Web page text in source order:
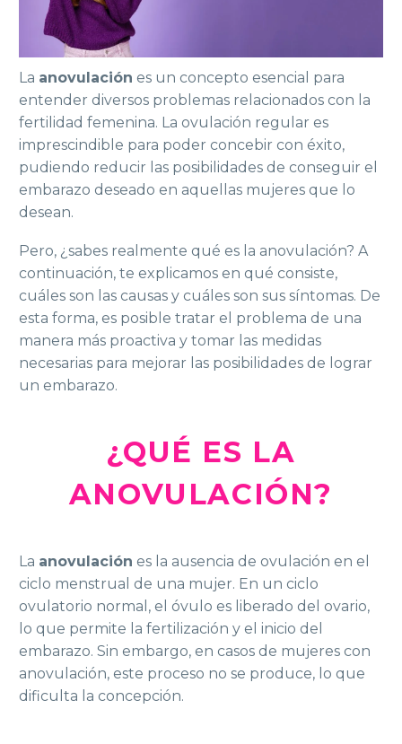
La anovulación es un concepto esencial para
entender diversos problemas relacionados con la
fertilidad femenina. La ovulación regular es
imprescindible para poder concebir con éxito,
pudiendo reducir las posibilidades de conseguir el
embarazo deseado en aquellas mujeres que lo
desean.
Pero, ¿sabes realmente qué es la anovulación? A
continuación, te explicamos en qué consiste,
cuáles son las causas y cuáles son sus síntomas. De
esta forma, es posible tratar el problema de una
manera más proactiva y tomar las medidas
necesarias para mejorar las posibilidades de lograr
un embarazo.
¿QUÉ ES LA
ANOVULACIÓN?
La anovulación es la ausencia de ovulación en el
ciclo menstrual de una mujer. En un ciclo
ovulatorio normal, el óvulo es liberado del ovario,
lo que permite la fertilización y el inicio del
embarazo. Sin embargo, en casos de mujeres con
anovulación, este proceso no se produce, lo que
dificulta la concepción.